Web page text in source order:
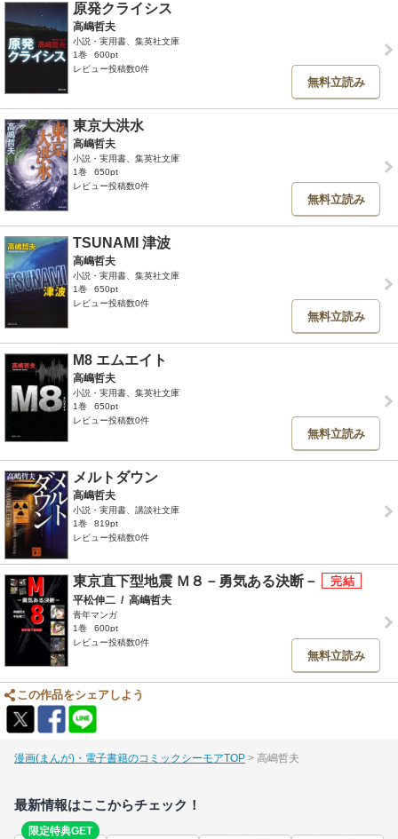
原発クライシス
高嶋哲夫
小説・実用書、集英社文庫
1巻
600pt
レビュー投稿数0件
無料立読み
東京大洪水
高嶋哲夫
小説・実用書、集英社文庫
1巻
650pt
レビュー投稿数0件
無料立読み
TSUNAMI 津波
高嶋哲夫
小説・実用書、集英社文庫
1巻
650pt
レビュー投稿数0件
無料立読み
M8 エムエイト
高嶋哲夫
小説・実用書、集英社文庫
1巻
650pt
レビュー投稿数0件
無料立読み
メルトダウン
高嶋哲夫
小説・実用書、講談社文庫
1巻
819pt
レビュー投稿数0件
東京直下型地震 Ｍ８－勇気ある決断－
平松伸二 / 高嶋哲夫
青年マンガ
1巻
600pt
レビュー投稿数0件
無料立読み
この作品をシェアしよう
漫画(まんが)・電子書籍のコミックシーモアTOP 高嶋哲夫
最新情報はここからチェック！
限定特典GET